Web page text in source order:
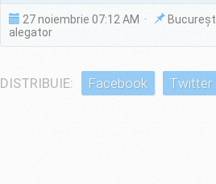
27 noiembrie 07:12 AM ·
alegator
DISTRIBUIE: Facebook Twitter